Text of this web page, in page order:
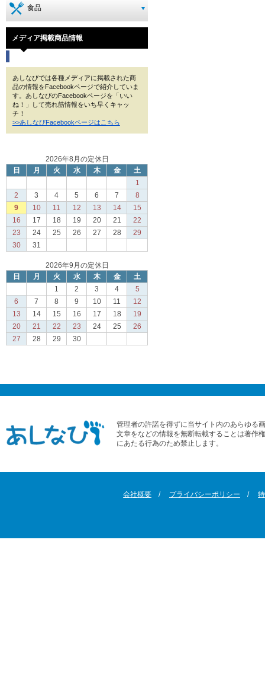
食品
メディア掲載商品情報
あしなびでは各種メディアに掲載された商
品の情報をFacebookページで紹介していま
す。あしなびのFacebookページを「いい
ね！」して売れ筋情報をいち早くキャッ
チ！
>>あしなびFacebookページはこちら
2026年8月の定休日
日
月 火 水 木 金
土
1
2
3 4 5 6 7
8
9
10 11 12 13 14
15
16
17 18 19 20 21
22
23
24 25 26 27 28
29
30
31
2026年9月の定休日
日
月 火 水 木 金
土
1
2 3 4
5
6
7 8 9 10 11
12
13
14 15 16 17 18
19
20
21 22 23 24 25
26
27
28 29 30
管理者の許諾を得ずに当サイト内のあらゆる
文章をなどの情報を無断転載することは著作
にあたる行為のため禁止します。
会社概要 プライバシーポリシー